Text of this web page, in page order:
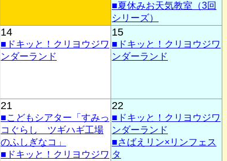
■夏休みお天気教室（3回
シリーズ）
14
■ドキッと！クリヨウジワ
ンダーランド
15
■ドキッと！クリヨウジワ
ンダーランド
21
■こどもシアター「すみっ
コぐらし ツギハギ工場
のふしぎなコ」
■ドキッと！クリヨウジワ
22
■ドキッと！クリヨウジワ
ンダーランド
■さばえリン×リンフェス
タ